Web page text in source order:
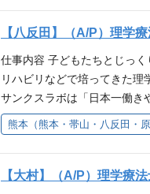
ト成長フェーズ ◆ 国内外（
ザーの声を直接聞きながら
プロダクトの価値向上に携
のような技術を利用しており
系＞ JavaScript Vue.js
GPTなどのAIツールを使うの
ルへの挑戦 ∟フロントエンド
神がある方 ・継続的なリス
とりに合わせた運動支援の実
ンの引率 ・保護者との情報
せて、 ・姿勢や身体の使い
支援 ・保護者や他職種との
けでなく、子どもたちが自
野未経験の方も歓迎】 病院
い。 当法人では複数の事業
【八反田】（A/P）理学療
仕事内容 子どもたちとじっ
リハビリなどで培ってきた
サンクスラボは「日本一働き
にも安心して働いていただけ
知識や経験を活かし、子ども
とりに合わせた運動支援の実
ンの引率 ・保護者との情報
熊本（熊本・帯山・八反田・原
【大村】（A/P）理学療法